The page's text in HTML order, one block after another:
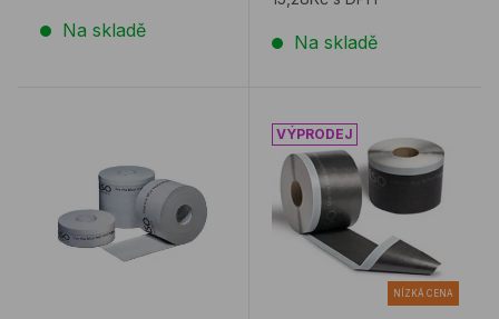
Na skladě
Na skladě
Okenní páska ISO-CONNECT INSIDE CX
Okenní páska ISO-
NÍZKÁ CENA